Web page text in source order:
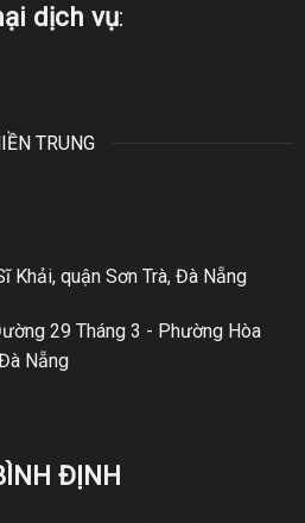
dịch vụ:
TRUNG
Khải, quận Sơn Trà, Đà Nẵng
29 Tháng 3 - Phường Hòa
Nẵng
ĐỊNH